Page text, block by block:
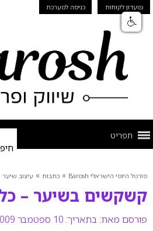
מועדון לקוחות כניסה למערכת
תפריט
פורטל היופי הישראלי Barosh » כתבות » עיצוב שיער
קשקשים בשיער –
פורסם מאת: בתאריך: 10 ספטמבר 2009